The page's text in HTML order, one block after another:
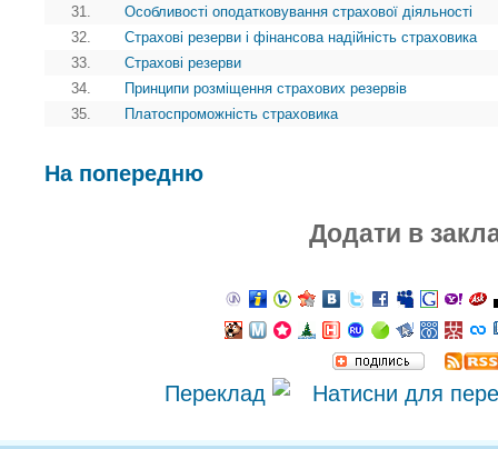
31.
Особливості оподатковування страхової діяльності
32.
Страхові резерви і фінансова надійність страховика
33.
Страхові резерви
34.
Принципи розміщення страхових резервів
35.
Платоспроможність страховика
На попередню
Додати в
Переклад